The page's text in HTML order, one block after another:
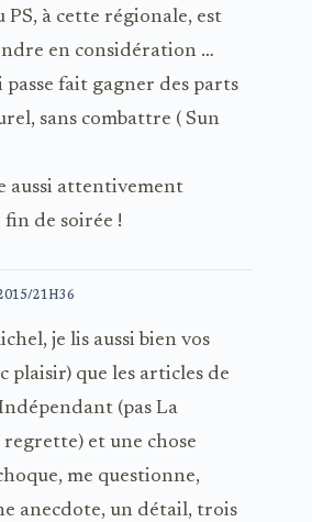
PS, à cette régionale, est
en considération …
fait gagner des parts
sans combattre ( Sun
aussi attentivement
de soirée !
21H36
je lis aussi bien vos
plaisir) que les articles de
(pas La
regrette) et une chose
me questionne,
anecdote, un détail, trois